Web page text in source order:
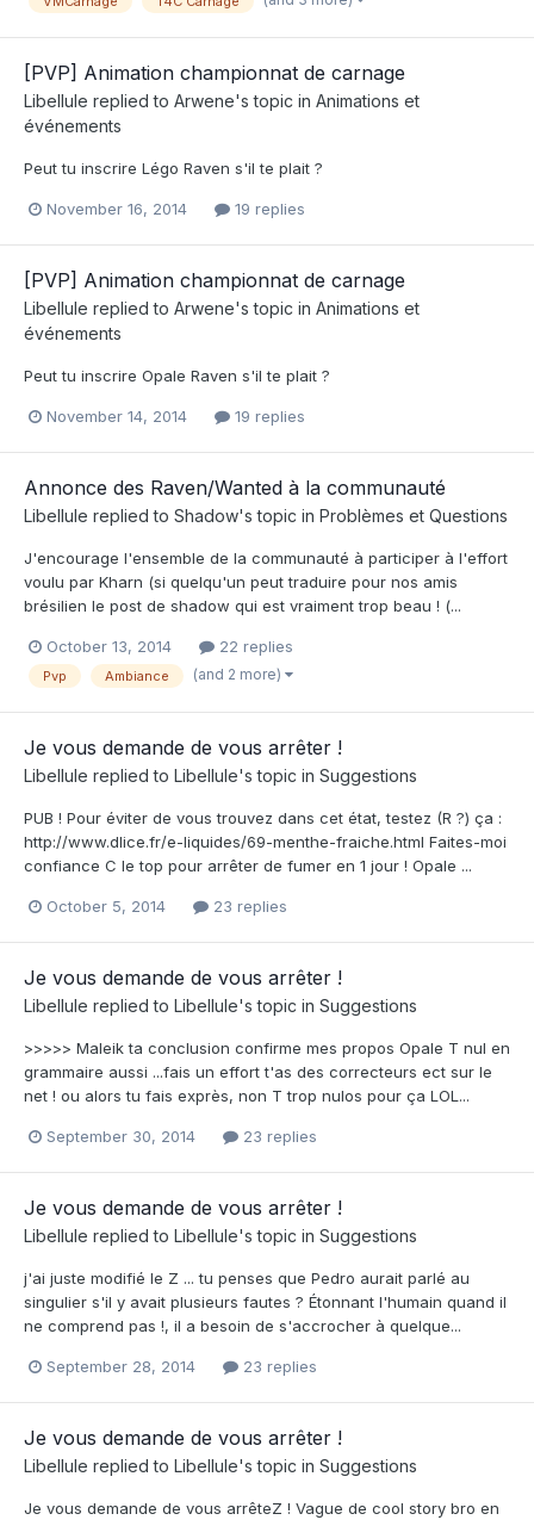
[PVP] Animation championnat de carnage
Libellule replied to Arwene's topic in Animations et
événements
Peut tu inscrire Légo Raven s'il te plait ?
November 16, 2014 19 replies
[PVP] Animation championnat de carnage
Libellule replied to Arwene's topic in Animations et
événements
Peut tu inscrire Opale Raven s'il te plait ?
November 14, 2014 19 replies
Annonce des Raven/Wanted à la communauté
Libellule replied to Shadow's topic in Problèmes et Questions
J'encourage l'ensemble de la communauté à participer à l'effort
voulu par Kharn (si quelqu'un peut traduire pour nos amis
brésilien le post de shadow qui est vraiment trop beau ! (...
October 13, 2014 22 replies
Pvp Ambiance (and 2 more)
Je vous demande de vous arrêter !
Libellule replied to Libellule's topic in Suggestions
PUB ! Pour éviter de vous trouvez dans cet état, testez (R ?) ça :
http://www.dlice.fr/e-liquides/69-menthe-fraiche.html Faites-moi
confiance C le top pour arrêter de fumer en 1 jour ! Opale ...
October 5, 2014 23 replies
Je vous demande de vous arrêter !
Libellule replied to Libellule's topic in Suggestions
>>>>> Maleik ta conclusion confirme mes propos Opale T nul en
grammaire aussi ...fais un effort t'as des correcteurs ect sur le
net ! ou alors tu fais exprès, non T trop nulos pour ça LOL...
September 30, 2014 23 replies
Je vous demande de vous arrêter !
Libellule replied to Libellule's topic in Suggestions
j'ai juste modifié le Z ... tu penses que Pedro aurait parlé au
singulier s'il y avait plusieurs fautes ? Étonnant l'humain quand il
ne comprend pas !, il a besoin de s'accrocher à quelque...
September 28, 2014 23 replies
Je vous demande de vous arrêter !
Libellule replied to Libellule's topic in Suggestions
Je vous demande de vous arrêteZ ! Vague de cool story bro en